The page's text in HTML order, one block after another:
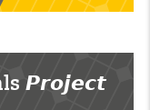
𝙋𝙧𝙤𝙟𝙚𝙘𝙩